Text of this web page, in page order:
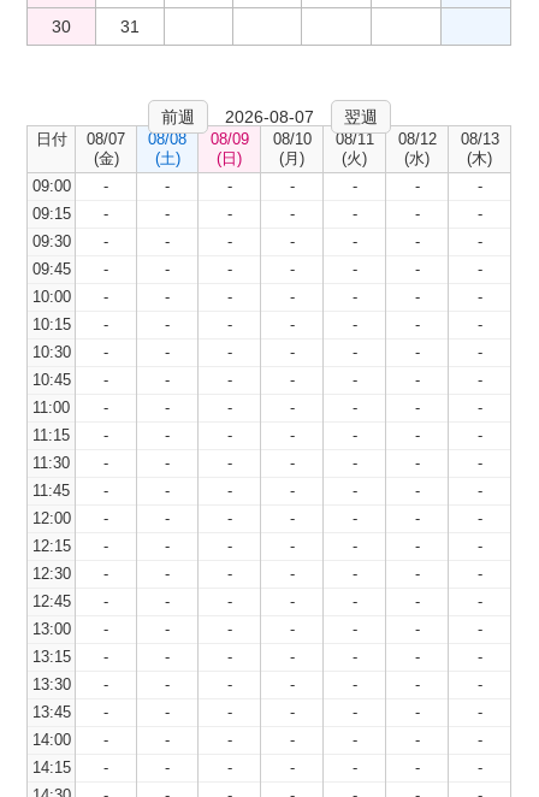
30
31
前週 2026-08-07 翌週
日付
08/07
(金)
08/08
(土)
08/09
(日)
08/10
(月)
08/11
(火)
08/12
(水)
08/13
(木)
09:00
- - - - - -
-
09:15
- - - - - -
-
09:30
- - - - - -
-
09:45
- - - - - -
-
10:00
- - - - - -
-
10:15
- - - - - -
-
10:30
- - - - - -
-
10:45
- - - - - -
-
11:00
- - - - - -
-
11:15
- - - - - -
-
11:30
- - - - - -
-
11:45
- - - - - -
-
12:00
- - - - - -
-
12:15
- - - - - -
-
12:30
- - - - - -
-
12:45
- - - - - -
-
13:00
- - - - - -
-
13:15
- - - - - -
-
13:30
- - - - - -
-
13:45
- - - - - -
-
14:00
- - - - - -
-
14:15
- - - - - -
-